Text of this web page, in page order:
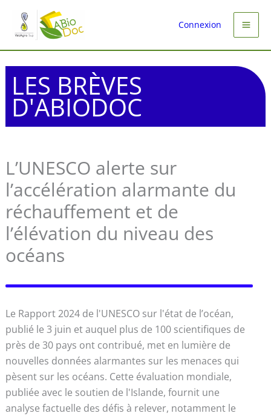
contenu
Connexion
LES BRÈVES
D'ABIODOC
L’UNESCO alerte sur
l’accélération alarmante du
réchauffement et de
l’élévation du niveau des
océans
Le Rapport 2024 de l'UNESCO sur l'état de l’océan,
publié le 3 juin et auquel plus de 100 scientifiques de
près de 30 pays ont contribué, met en lumière de
nouvelles données alarmantes sur les menaces qui
pèsent sur les océans. Cette évaluation mondiale,
publiée avec le soutien de l'Islande, fournit une
analyse factuelle des défis à relever, notamment le